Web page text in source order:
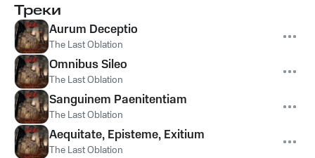
Треки
Aurum Deceptio
The Last Oblation
Omnibus Sileo
The Last Oblation
Sanguinem Paenitentiam
The Last Oblation
Aequitate, Episteme, Exitium
The Last Oblation